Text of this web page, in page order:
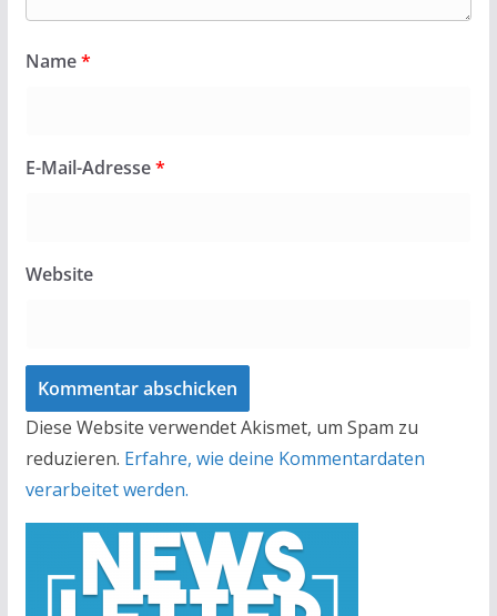
Name*
E-Mail-Adresse*
Website
Diese Website verwendet Akismet, um Spam zu
reduzieren. Erfahre, wie deine Kommentardaten
verarbeitet werden.